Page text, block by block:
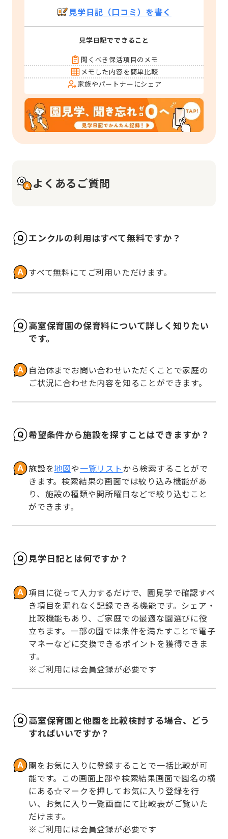
見学日記（口コミ）を書く
見学日記でできること
聞くべき保活項目のメモ
メモした内容を簡単比較
家族やパートナーにシェア
よくあるご質問
エンクルの利用はすべて無料ですか？
すべて無料にてご利用いただけます。
高室保育園の保育料について詳しく知りたい
です。
自治体までお問い合わせいただくことで家庭の
ご状況に合わせた内容を知ることができます。
希望条件から施設を探すことはできますか？
施設を地図や一覧リストから検索することがで
きます。検索結果の画面では絞り込み機能があ
り、施設の種類や開所曜日などで絞り込むこと
ができます。
見学日記とは何ですか？
項目に従って入力するだけで、園見学で確認すべ
き項目を漏れなく記録できる機能です。シェア・
比較機能もあり、ご家庭での最適な園選びに役
立ちます。一部の園では条件を満たすことで電子
マネーなどに交換できるポイントを獲得できま
す。
※ご利用には会員登録が必要です
高室保育園と他園を比較検討する場合、どう
すればいいですか？
園をお気に入りに登録することで一括比較が可
能です。この画面上部や検索結果画面で園名の横
にある☆マークを押してお気に入り登録を行
い、お気に入り一覧画面にて比較表がご覧いた
だけます。
※ご利用には会員登録が必要です